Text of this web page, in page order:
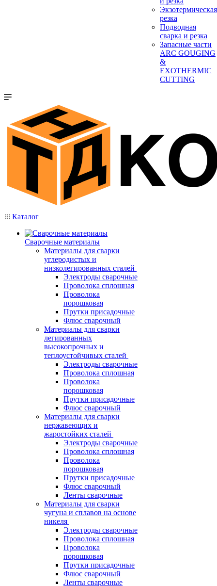
Экзотермическая
резка
Подводная
сварка и резка
Запасные части
ARC GOUGING
&
EXOTHERMIC
CUTTING
Каталог
Сварочные материалы
Материалы для сварки
углеродистых и
низколегированных сталей
Электроды сварочные
Проволока сплошная
Проволока
порошковая
Прутки присадочные
Флюс сварочный
Материалы для сварки
легированных
высокопрочных и
теплоустойчивых сталей
Электроды сварочные
Проволока сплошная
Проволока
порошковая
Прутки присадочные
Флюс сварочный
Материалы для сварки
нержавеющих и
жаростойких сталей
Электроды сварочные
Проволока сплошная
Проволока
порошковая
Прутки присадочные
Флюс сварочный
Ленты сварочные
Материалы для сварки
чугуна и сплавов на основе
никеля
Электроды сварочные
Проволока сплошная
Проволока
порошковая
Прутки присадочные
Флюс сварочный
Ленты сварочные